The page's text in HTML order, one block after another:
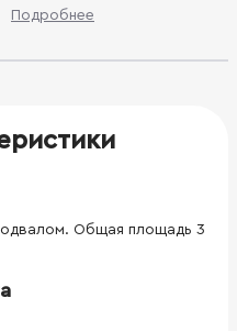
Подробнее
Общая площадь 3